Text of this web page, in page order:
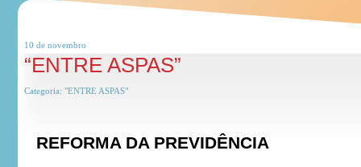
10 de novembro
“ENTRE ASPAS”
Categoria: "ENTRE ASPAS"
REFORMA DA PREVIDÊNCIA